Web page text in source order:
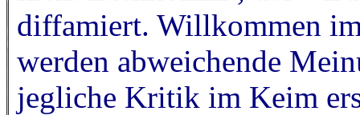
diffamiert. Willkommen
werden abweichende
jegliche Kritik im Keim